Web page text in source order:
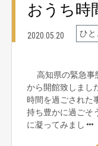
おうち時
2020.05.20 ひと
高知県の緊急事
から開館致しまし
時間を過ごされ
持ち豊かに過ごそ
に凝ってみまし